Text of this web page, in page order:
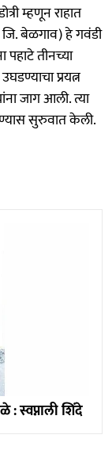
म्हणून राहात
बेळगाव) हे गवंडी
तीनच्या
प्रयत्न
जाग आली. त्या
सुरुवात केली.
स्वप्नाली शिंदे